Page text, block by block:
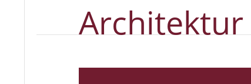
Architektur